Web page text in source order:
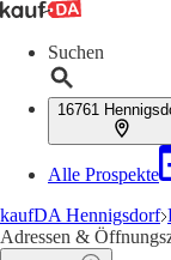
Suchen
16761
Alle Prospekte
kaufDA Hennigsdorf
Adressen &